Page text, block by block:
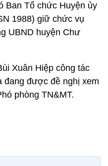
Ban Tổ chức Huyện ủy
1988) giữ chức vụ
UBND huyện Chư
Xuân Hiệp công tác
đang được đề nghị xem
phòng TN&MT.